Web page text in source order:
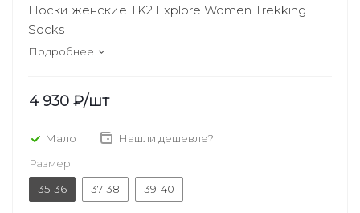
Носки женские TK2 Explore Women Trekking
Socks
Подробнее
4 930 ₽/шт
Мало
Нашли дешевле?
Размер
35-36
37-38 39-40